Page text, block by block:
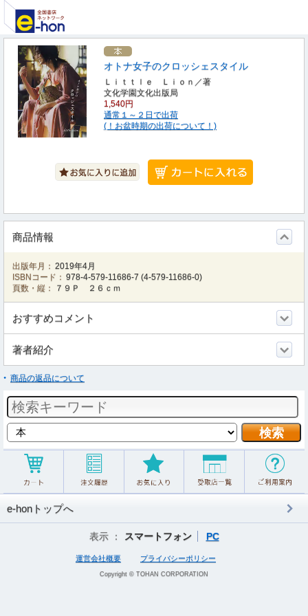
オトナ女子のクロッシェスタイル
Ｌｉｔｔｌｅ Ｌｉｏｎ／著
文化学園文化出版局
1,540円
通常１～２日で出荷
(！お盆時期の出荷について！)
商品情報
出版年月： 2019年4月
ISBNコード： 978-4-579-11686-7 (4-579-11686-0)
頁数・縦：
７９Ｐ ２６ｃｍ
おすすめコメント
著者紹介
商品の返品について
e-honトップへ
表示 ： スマートフォン PC
運営会社概要 プライバシーポリシー
Copyright © TOHAN CORPORATION